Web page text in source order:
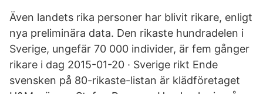
Även landets rika personer har blivit rikare, enligt
nya preliminära data. Den rikaste hundradelen i
Sverige, ungefär 70 000 individer, är fem gånger
rikare i dag 2015-01-20 · Sverige rikt Ende
svensken på 80-rikaste-listan är klädföretaget